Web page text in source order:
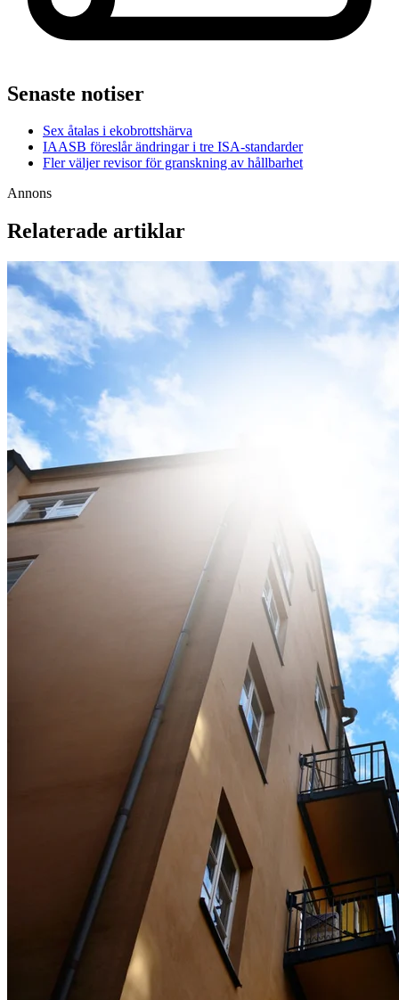
Senaste notiser
Sex åtalas i ekobrottshärva
IAASB föreslår ändringar i tre ISA-standarder
Fler väljer revisor för granskning av hållbarhet
Annons
Relaterade artiklar